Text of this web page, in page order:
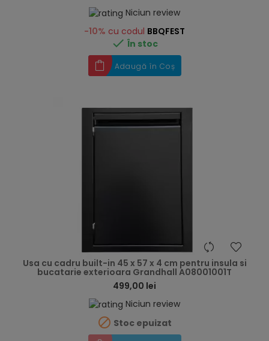
Niciun review
-10% cu codul BBQFEST
 În stoc
Adaugă în Coș
Usa cu cadru built-in 45 x 57 x 4 cm pentru insula si
bucatarie exterioara Grandhall A08001001T
499,00 lei
Niciun review
 Stoc epuizat